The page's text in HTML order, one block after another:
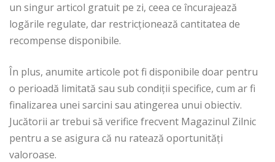
un singur articol gratuit pe zi, ceea ce încurajează
logările regulate, dar restricționează cantitatea de
recompense disponibile.
În plus, anumite articole pot fi disponibile doar pentru
o perioadă limitată sau sub condiții specifice, cum ar fi
finalizarea unei sarcini sau atingerea unui obiectiv.
Jucătorii ar trebui să verifice frecvent Magazinul Zilnic
pentru a se asigura că nu ratează oportunități
valoroase.